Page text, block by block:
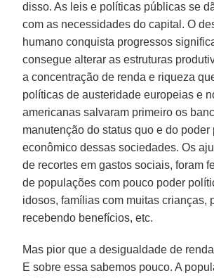
disso. As leis e políticas públicas se
com as necessidades do capital. O
humano conquista progressos
consegue alterar as estruturas
a concentração de renda e riqueza
políticas de austeridade europeias e
americanas salvaram primeiro os
manutenção do status quo e do poder
econômico dessas sociedades. Os
de recortes em gastos sociais, foram
de populações com pouco poder
idosos, famílias com muitas crianças,
recebendo benefícios, etc.
Mas pior que a desigualdade de
E sobre essa sabemos pouco. A